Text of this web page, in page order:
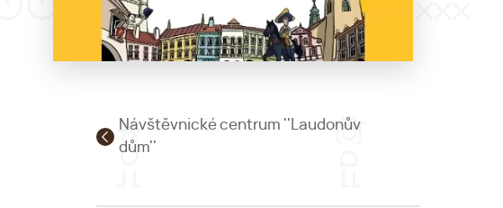
Návštěvnické centrum ''Laudonův
dům''